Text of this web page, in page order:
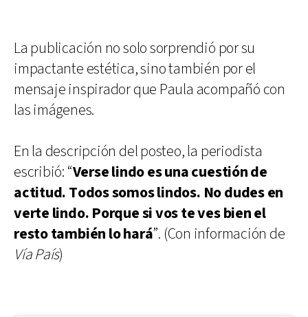
La publicación no solo sorprendió por su
impactante estética, sino también por el
mensaje inspirador que Paula acompañó con
las imágenes.
En la descripción del posteo, la periodista
escribió: “Verse lindo es una cuestión de
actitud. Todos somos lindos. No dudes en
verte lindo. Porque si vos te ves bien el
resto también lo hará”. (Con información de
Vía País)